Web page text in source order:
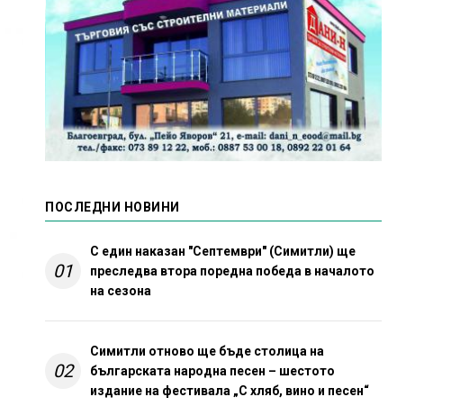
ПОСЛЕДНИ НОВИНИ
01
С един наказан "Септември" (Симитли) ще
преследва втора поредна победа в началото
на сезона
02
Симитли отново ще бъде столица на
българската народна песен – шестото
издание на фестивала „С хляб, вино и песен“